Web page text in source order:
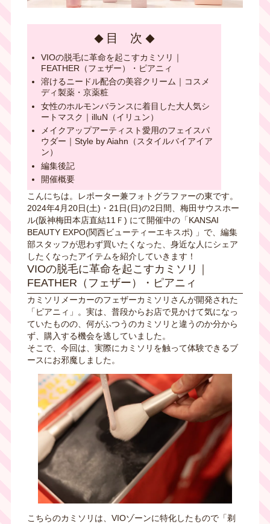
目 次
VIOの脱毛に革命を起こすカミソリ｜
FEATHER（フェザー）・ピアニィ
溶けるニードル配合の美容クリーム｜コスメ
ディ製薬・京薬粧
女性のホルモンバランスに着目した大人気シ
ートマスク｜illuN（イリュン）
メイクアップアーティスト愛用のフェイスパ
ウダー｜Style by Aiahn（スタイルバイアイア
ン）
編集後記
開催概要
こんにちは。レポーター兼フォトグラファーの東です。
2024年4月20日(土)・21日(日)の2日間、梅田サウスホー
ル(阪神梅田本店直結11Ｆ) にて開催中の「KANSAI
BEAUTY EXPO(関西ビューティーエキスポ) 」で、編集
部スタッフが思わず買いたくなった、身近な人にシェア
したくなったアイテムを紹介していきます！
VIOの脱毛に革命を起こすカミソリ｜
FEATHER（フェザー）・ピアニィ
カミソリメーカーのフェザーカミソリさんが開発された
「ピアニィ」。実は、普段からお店で見かけて気になっ
ていたものの、何がふつうのカミソリと違うのか分から
ず、購入する機会を逃していました。
そこで、今回は、実際にカミソリを触って体験できるブ
ースにお邪魔しました。
こちらのカミソリは、VIOゾーンに特化したもので「剃